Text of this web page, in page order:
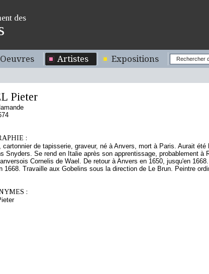
des
Oeuvres Artistes Expositions
Pieter
:
cartonnier de tapisserie, graveur, né à Anvers, mort à Paris. Aurait
Snyders. Se rend en Italie après son apprentissage, probablement
Cornelis de Wael. De retour à Anvers en 1650, jusqu'en
1668. Travaille aux Gobelins sous la direction de Le Brun. Peintre
: